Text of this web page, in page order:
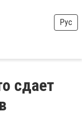
Рус
сдает